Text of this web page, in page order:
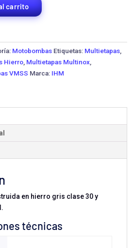
carrito
Motobombas Etiquetas: Multietapas
Hierro Multietapas Multinox
VMSS Marca: IHM
en hierro gris clase 30 y
técnicas